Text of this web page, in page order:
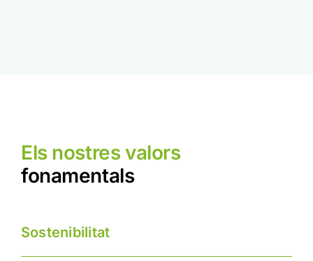
Els nostres valors
fonamentals
Sostenibilitat